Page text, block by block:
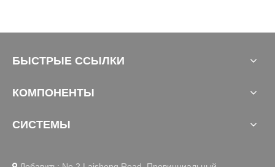
БЫСТРЫЕ ССЫЛКИ
КОМПОНЕНТЫ
СИСТЕМЫ